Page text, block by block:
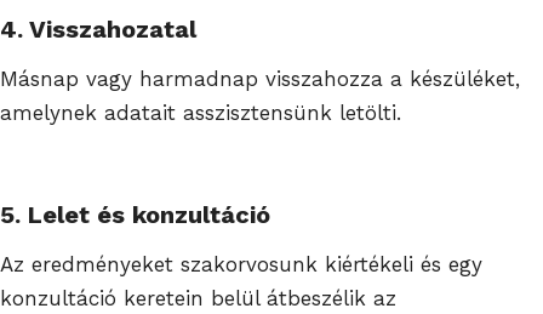
4. Visszahozatal
Másnap vagy harmadnap visszahozza a készüléket,
amelynek adatait asszisztensünk letölti.
5. Lelet és konzultáció
Az eredményeket szakorvosunk kiértékeli és egy
konzultáció keretein belül átbeszélik az